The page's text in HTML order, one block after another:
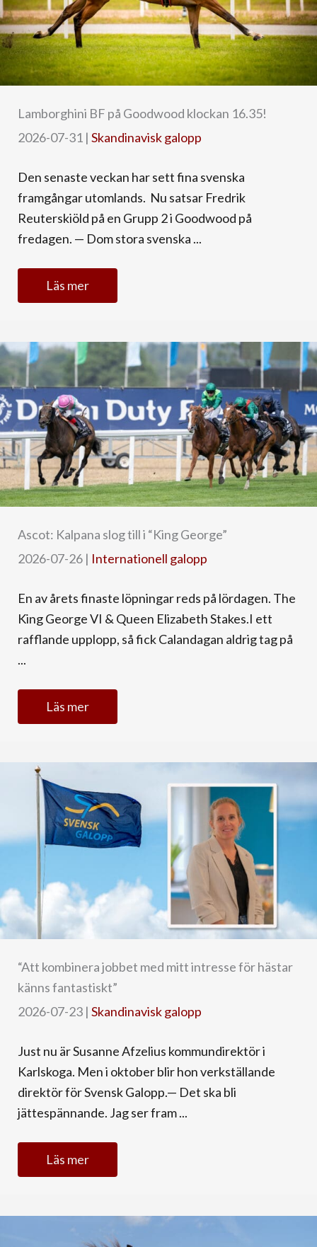
Lamborghini BF på Goodwood klockan 16.35!
2026-07-31 | Skandinavisk galopp
Den senaste veckan har sett fina svenska
framgångar utomlands. Nu satsar Fredrik
Reuterskiöld på en Grupp 2 i Goodwood på
fredagen. — Dom stora svenska ...
Läs mer
Ascot: Kalpana slog till i “King George”
2026-07-26 | Internationell galopp
En av årets finaste löpningar reds på lördagen. The
King George VI & Queen Elizabeth Stakes.I ett
rafflande upplopp, så fick Calandagan aldrig tag på
...
Läs mer
“Att kombinera jobbet med mitt intresse för hästar
känns fantastiskt”
2026-07-23 | Skandinavisk galopp
Just nu är Susanne Afzelius kommundirektör i
Karlskoga. Men i oktober blir hon verkställande
direktör för Svensk Galopp.— Det ska bli
jättespännande. Jag ser fram ...
Läs mer